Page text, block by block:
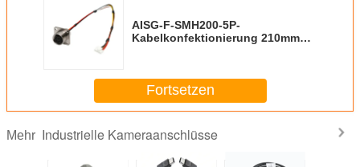
AISG-F-SMH200-5P-
Kabelkonfektionierung 210mm
Fortsetzen
Mehr Industrielle Kameraanschlüsse